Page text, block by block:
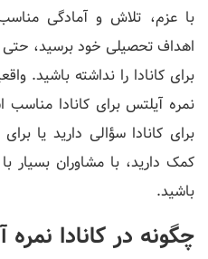
با عزم، تلاش و آمادگی
اهداف تحصیلی خود برسید، حتی
نمره آیلتس برای کانادا
برای کانادا سؤالی دارید یا
کمک دارید، با مشاوران بسیار
باشید.
چگونه در کانادا